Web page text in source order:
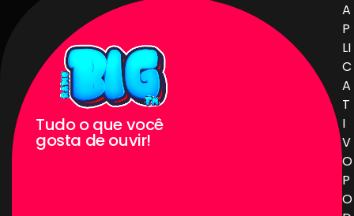
Tudo o que você
gosta de ouvir!
A
P
LI
C
A
T
I
V
O
P
O